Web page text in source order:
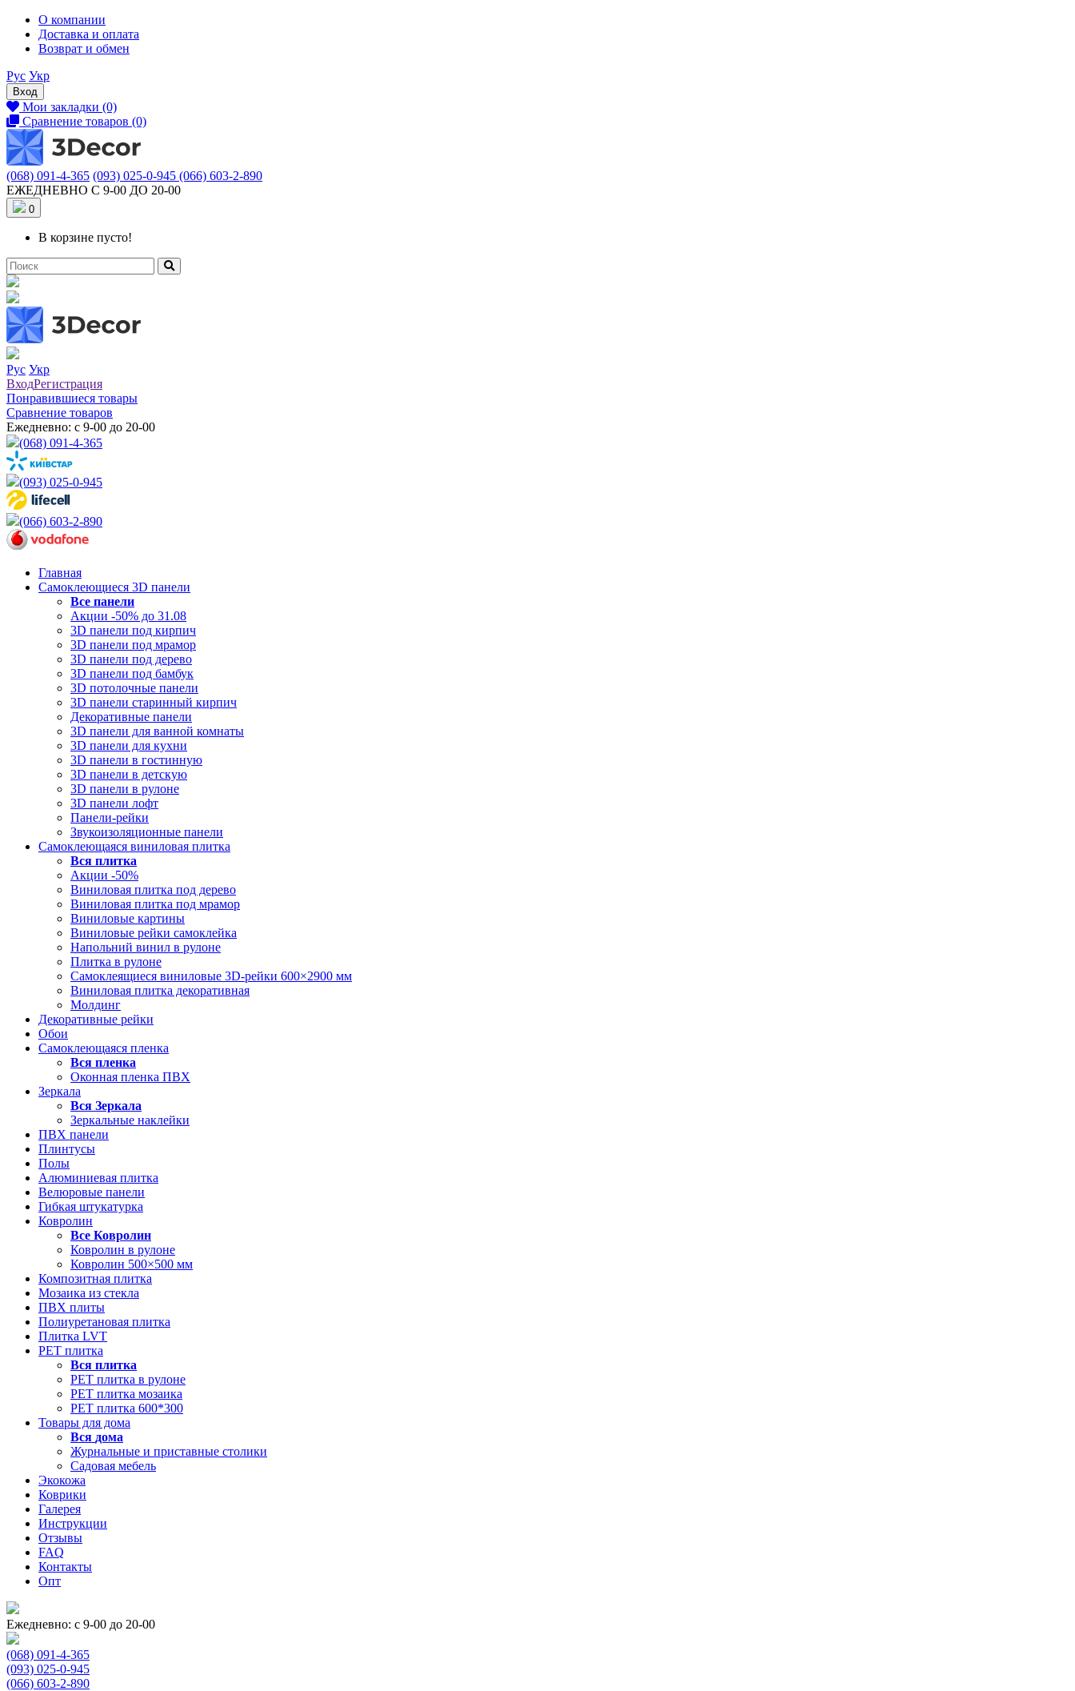
О компании
Доставка и оплата
Возврат и обмен
Рус Укр
Вход
Мои закладки (0)
Сравнение товаров (0)
(068) 091-4-365 (093) 025-0-945 (066) 603-2-890
ЕЖЕДНЕВНО С 9-00 ДО 20-00
0
В корзине пусто!
Рус Укр
ВходРегистрация
Понравившиеся товары
Сравнение товаров
Ежедневно: с 9-00 до 20-00
(068) 091-4-365
(093) 025-0-945
(066) 603-2-890
Главная
Самоклеющиеся 3D панели
Все панели
Акции -50% до 31.08
3D панели под кирпич
3D панели под мрамор
3D панели под дерево
3D панели под бамбук
3D потолочные панели
3D панели старинный кирпич
Декоративные панели
3D панели для ванной комнаты
3D панели для кухни
3D панели в гостинную
3D панели в детскую
3D панели в рулоне
3D панели лофт
Панели-рейки
Звукоизоляционные панели
Самоклеющаяся виниловая плитка
Вся плитка
Акции -50%
Виниловая плитка под дерево
Виниловая плитка под мрамор
Виниловые картины
Виниловые рейки самоклейка
Напольний винил в рулоне
Плитка в рулоне
Самоклеящиеся виниловые 3D‑рейки 600×2900 мм
Виниловая плитка декоративная
Молдинг
Декоративные рейки
Обои
Самоклеющаяся пленка
Вся пленка
Оконная пленка ПВХ
Зеркала
Вся Зеркала
Зеркальные наклейки
ПВХ панели
Плинтусы
Полы
Алюминиевая плитка
Велюровые панели
Гибкая штукатурка
Ковролин
Все Ковролин
Ковролин в рулоне
Ковролин 500×500 мм
Композитная плитка
Мозаика из стекла
ПВХ плиты
Полиуретановая плитка
Плитка LVT
РЕТ плитка
Вся плитка
РЕТ плитка в рулоне
РЕТ плитка мозаика
РЕТ плитка 600*300
Товары для дома
Вся дома
Журнальные и приставные столики
Садовая мебель
Экокожа
Коврики
Галерея
Инструкции
Отзывы
FAQ
Контакты
Опт
Ежедневно: с 9-00 до 20-00
(068) 091-4-365
(093) 025-0-945
(066) 603-2-890